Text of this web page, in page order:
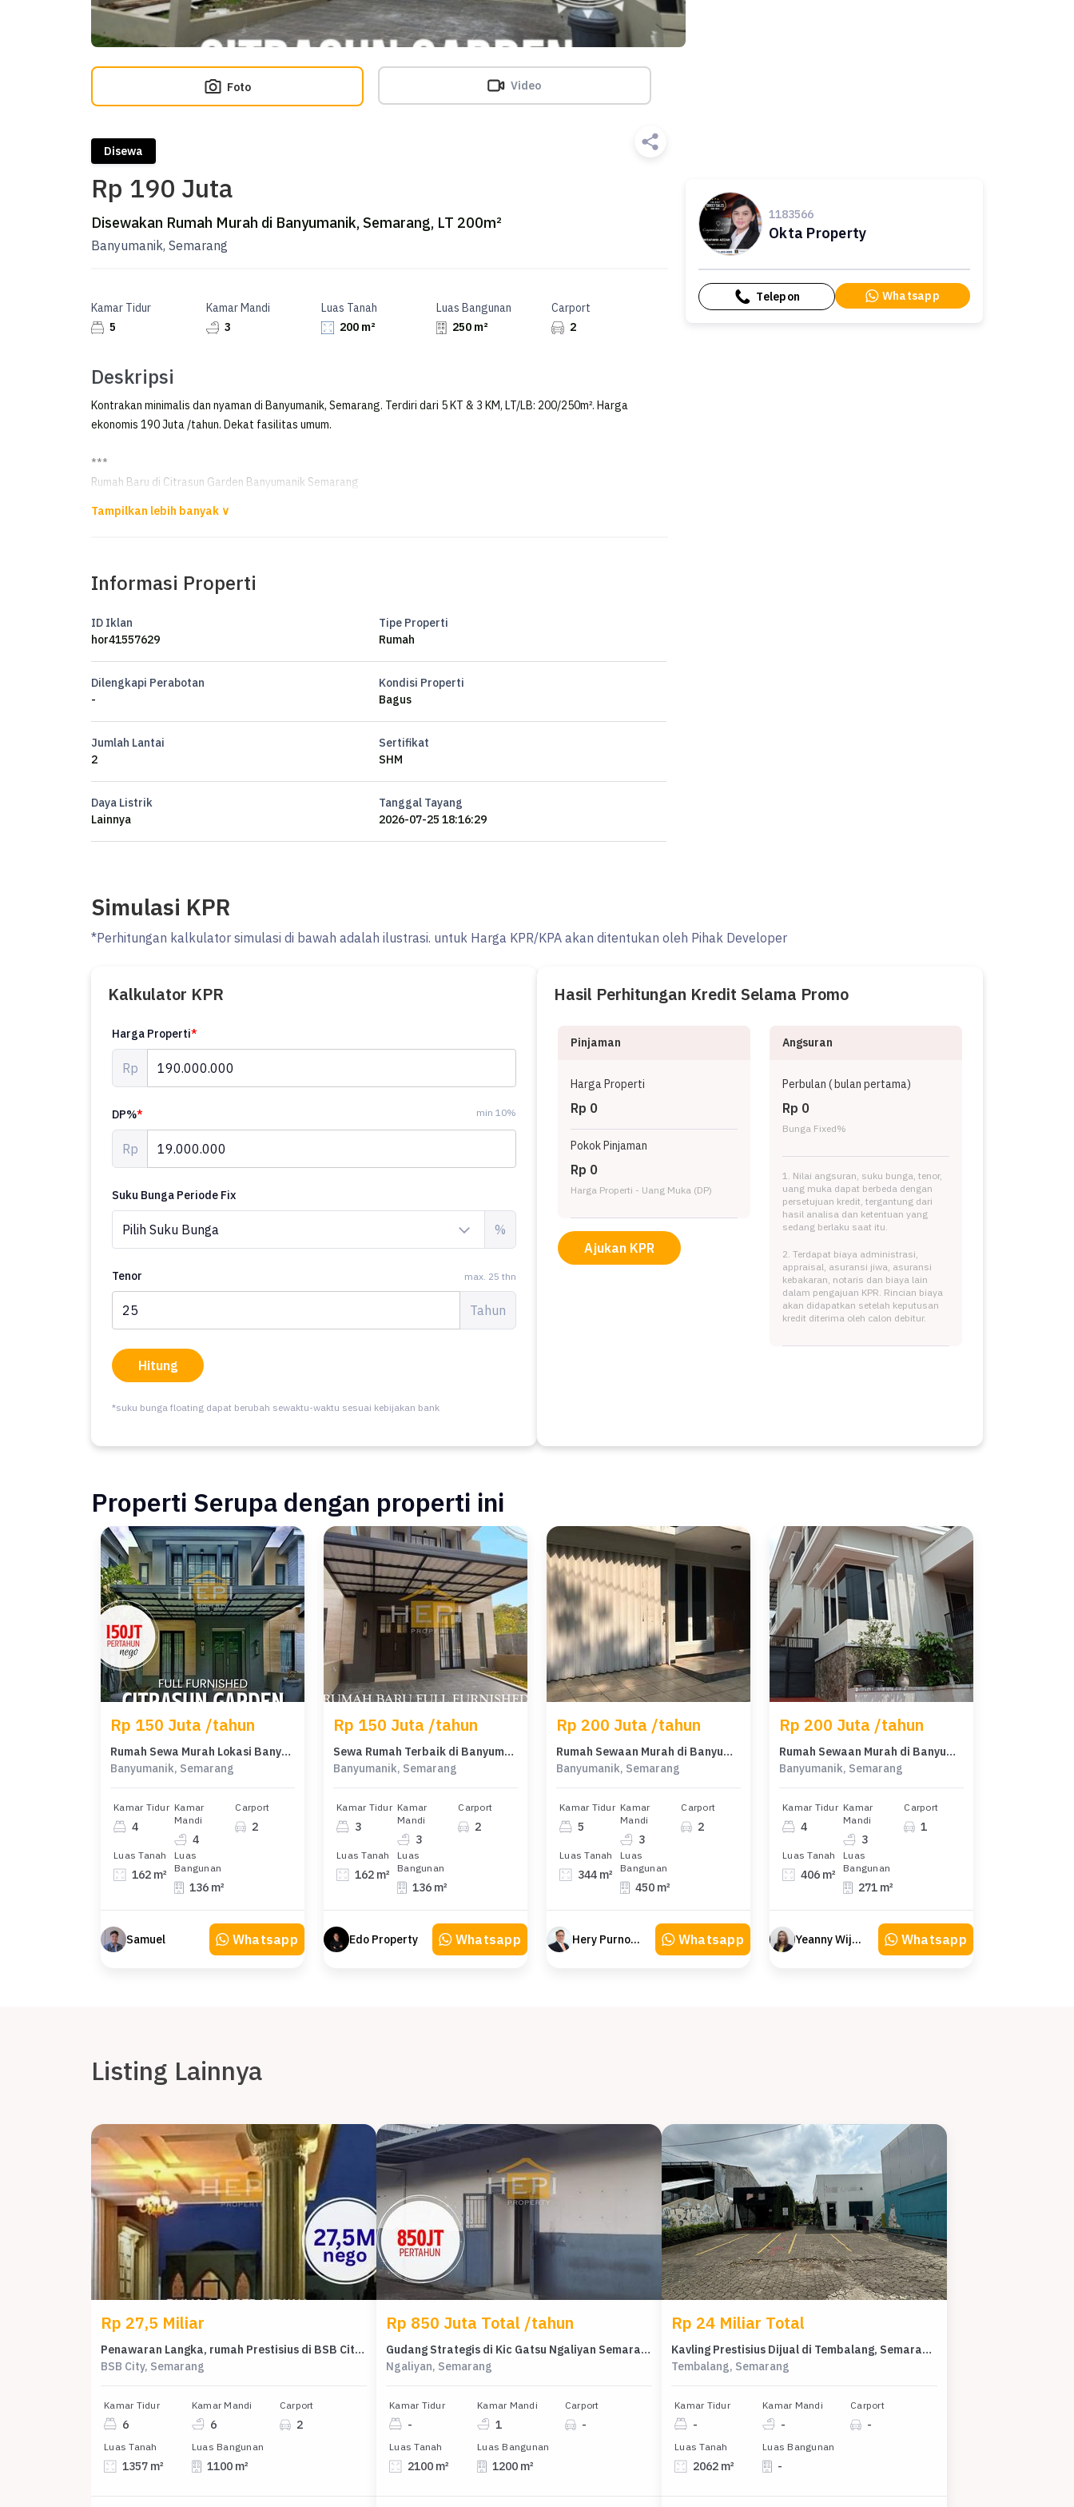
Foto Video
Disewa
Rp 190 Juta
Disewakan Rumah Murah di Banyumanik, Semarang, LT 200m²
Banyumanik, Semarang
Kamar Tidur
5
Kamar Mandi
3
Luas Tanah
200 m²
Luas Bangunan
250 m²
Carport
2
Deskripsi
Kontrakan minimalis dan nyaman di Banyumanik, Semarang. Terdiri dari 5 KT & 3 KM, LT/LB: 200/250m². Harga
ekonomis 190 Juta /tahun. Dekat fasilitas umum.
***
Rumah Baru di Citrasun Garden Banyumanik Semarang
Disewakan rumah baru gress di Citrasun Garden, Semarang
Luas Bangunan 250m²
Kamar Mandi 3+1
Garasi 1 mobil
Air Artetis
Harga sewa 190 juta pertahun
Informasi Properti
ID Iklan
hor41557629
Tipe Properti
Rumah
Dilengkapi Perabotan
-
Kondisi Properti
Bagus
Jumlah Lantai
2
Sertifikat
SHM
Daya Listrik
Lainnya
Tanggal Tayang
2026-07-25 18:16:29
1183566
Okta Property
Telepon Whatsapp
Simulasi KPR
*Perhitungan kalkulator simulasi di bawah adalah ilustrasi. untuk Harga KPR/KPA akan ditentukan oleh Pihak Developer
Kalkulator KPR
Harga Properti*
Rp
DP%* min 10%
Rp
Suku Bunga Periode Fix
%
Tenor max. 25 thn
Tahun
Hitung
*suku bunga floating dapat berubah sewaktu-waktu sesuai kebijakan bank
Hasil Perhitungan Kredit Selama Promo
Pinjaman
Harga Properti
Rp 0
Pokok Pinjaman
Rp 0
Harga Properti - Uang Muka (DP)
Ajukan KPR
Angsuran
Perbulan (bulan pertama)
Rp 0
Bunga Fixed%
1. Nilai angsuran, suku bunga, tenor,
uang muka dapat berbeda dengan
persetujuan kredit, tergantung dari
hasil analisa dan ketentuan yang
sedang berlaku saat itu.
2. Terdapat biaya administrasi,
appraisal, asuransi jiwa, asuransi
kebakaran, notaris dan biaya lain
dalam pengajuan KPR. Rincian biaya
akan didapatkan setelah keputusan
kredit diterima oleh calon debitur.
Properti Serupa dengan properti ini
Rp 150 Juta /tahun
Rumah Sewa Murah Lokasi Banyumanik, Semarang, LB 136m²
Banyumanik, Semarang
Kamar Tidur
4
Kamar
Mandi
4
Carport
2
Luas Tanah
162 m²
Luas
Bangunan
136 m²
Samuel Whatsapp
Rp 150 Juta /tahun
Sewa Rumah Terbaik di Banyumanik, Semarang, Harga Terjangkau
Banyumanik, Semarang
Kamar Tidur
3
Kamar
Mandi
3
Carport
2
Luas Tanah
162 m²
Luas
Bangunan
136 m²
Edo Property Whatsapp
Rp 200 Juta /tahun
Rumah Sewaan Murah di Banyumanik, Semarang, 5 KT, Harga 200 Juta /tahun
Banyumanik, Semarang
Kamar Tidur
5
Kamar
Mandi
3
Carport
2
Luas Tanah
344 m²
Luas
Bangunan
450 m²
Hery Purnomo Whatsapp
Rp 200 Juta /tahun
Rumah Sewaan Murah di Banyumanik, Semarang, 4 KT, Harga 200 Juta /tahun
Banyumanik, Semarang
Kamar Tidur
4
Kamar
Mandi
3
Carport
1
Luas Tanah
406 m²
Luas
Bangunan
271 m²
Yeanny Wijaya Whatsapp
Listing Lainnya
Rp 27,5 Miliar
Penawaran Langka, rumah Prestisius di BSB City, Semarang, LB 1100m²
BSB City, Semarang
Kamar Tidur
6
Kamar Mandi
6
Carport
2
Luas Tanah
1357 m²
Luas Bangunan
1100 m²
Rp 850 Juta Total /tahun
Gudang Strategis di Kic Gatsu Ngaliyan Semarang
Ngaliyan, Semarang
Kamar Tidur
-
Kamar Mandi
1
Carport
-
Luas Tanah
2100 m²
Luas Bangunan
1200 m²
Rp 24 Miliar Total
Kavling Prestisius Dijual di Tembalang, Semarang, Harga 24 Miliar
Tembalang, Semarang
Kamar Tidur
-
Kamar Mandi
-
Carport
-
Luas Tanah
2062 m²
Luas Bangunan
-